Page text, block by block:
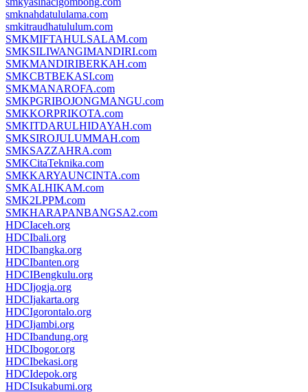
smknahdatululama.com
smkitraudhatululum.com
SMKMIFTAHULSALAM.com
SMKSILIWANGIMANDIRI.com
SMKMANDIRIBERKAH.com
SMKCBTBEKASI.com
SMKMANAROFA.com
SMKPGRIBOJONGMANGU.com
SMKKORPRIKOTA.com
SMKITDARULHIDAYAH.com
SMKSIROJULUMMAH.com
SMKSAZZAHRA.com
SMKCitaTeknika.com
SMKKARYAUNCINTA.com
SMKALHIKAM.com
SMK2LPPM.com
SMKHARAPANBANGSA2.com
HDCIaceh.org
HDCIbali.org
HDCIbangka.org
HDCIbanten.org
HDCIBengkulu.org
HDCIjogja.org
HDCIjakarta.org
HDCIgorontalo.org
HDCIjambi.org
HDCIbandung.org
HDCIbogor.org
HDCIbekasi.org
HDCIdepok.org
HDCIsukabumi.org